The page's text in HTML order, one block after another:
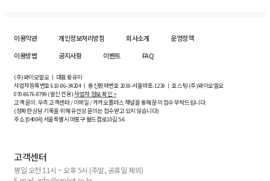
이용약관 개인정보처리방침 회사소개
운영정책
이용방법
공지사항 이벤트 FAQ
(주)와이오엘오 ㅣ 대표 황유미
사업자등록번호610-86-34204ㅣ 통신판매번호 2019-서울마포-1239 ㅣ 호스팅 (주)와이오엘오
070-8676-8799 (발신 전용)사업자 정보 확인 >
고객 문의: 우측 고객센터 / 이메일 / 카카오플러스 채널을 통해 문의 접수 부탁드립니다.
(정확한 상담 기록을 위해 유선상 문의는 접수받고 있지 않습니다)
주소 [04004] 서울특별시 마포구 월드컵로10길5-6
고객센터
평일 오전 11시 ~ 오후 5시 (주말, 공휴일 제외)